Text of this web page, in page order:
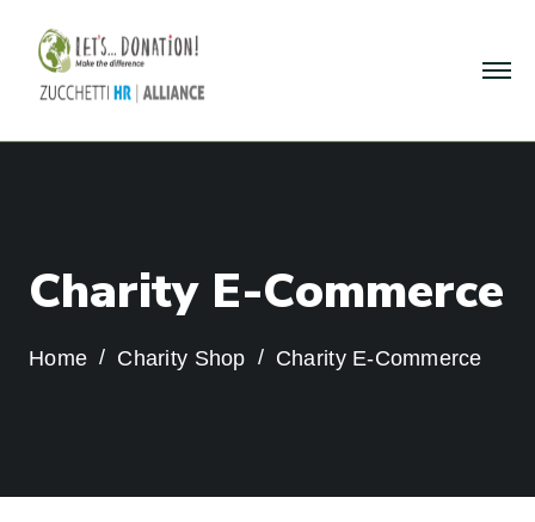
Charity E-Commerce
Home Charity Shop Charity E-Commerce